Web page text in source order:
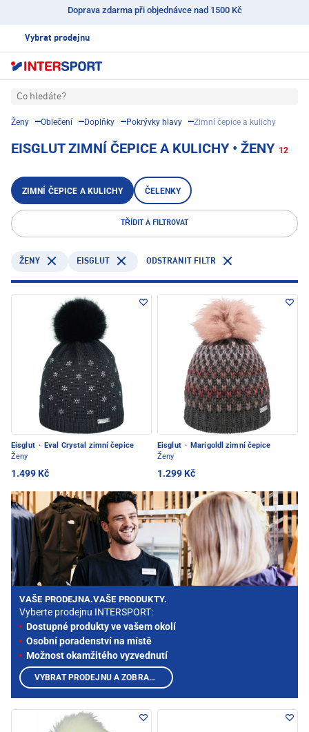
Doprava zdarma při objednávce nad 1500 Kč
Vybrat prodejnu
Co hledáte?
Ženy Oblečení Doplňky Pokrývky hlavy Zimní čepice a kulichy
EISGLUT ZIMNÍ ČEPICE A KULICHY • ŽENY 12
ZIMNÍ ČEPICE A KULICHY ČELENKY
TŘÍDIT A FILTROVAT
ŽENY EISGLUT ODSTRANIT FILTR
Eisglut · Eval Crystal zimní čepice
Ženy
1.499 Kč
Eisglut · Marigoldl zimní čepice
Ženy
1.299 Kč
VAŠE PRODEJNA.VAŠE PRODUKTY.
Vyberte prodejnu INTERSPORT:
Dostupné produkty ve vašem okolí
Osobní poradenství na místě
Možnost okamžitého vyzvednutí
VYBRAT PRODEJNU A ZOBRAZIT PRODUKTY